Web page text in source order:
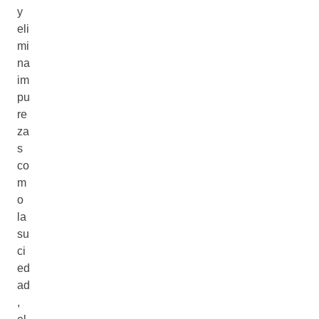
y
eli
mi
na
im
pu
re
za
s
co
m
o
la
su
ci
ed
ad
,